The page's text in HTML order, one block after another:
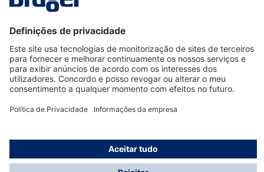
Serviço de Apoio ao Cliente Dräger
Utilização da loja
Informações
© Dräger Portugal, Lda, 2024
* Todos os preços excl. IVA mais